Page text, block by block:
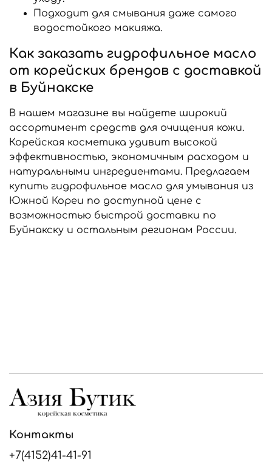
Подходит для смывания даже самого
водостойкого макияжа.
Как заказать гидрофильное масло
от корейских брендов с доставкой
в Буйнакске
В нашем магазине вы найдете широкий
ассортимент средств для очищения кожи.
Корейская косметика удивит высокой
эффективностью, экономичным расходом и
натуральными ингредиентами. Предлагаем
купить гидрофильное масло для умывания из
Южной Кореи по доступной цене с
возможностью быстрой доставки по
Буйнакску и остальным регионам России.
Контакты
+7(4152)41-41-91